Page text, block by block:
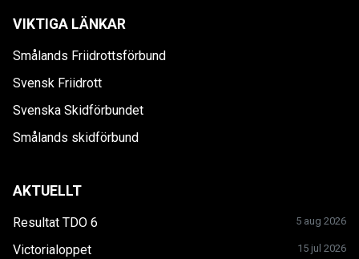
VIKTIGA LÄNKAR
Smålands Friidrottsförbund
Svensk Friidrott
Svenska Skidförbundet
Smålands skidförbund
AKTUELLT
Resultat TDO 6 5 aug 2026
Victorialoppet 15 jul 2026